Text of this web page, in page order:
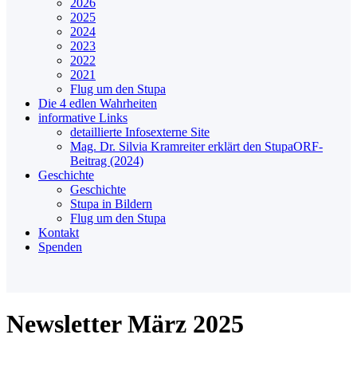
2026
2025
2024
2023
2022
2021
Flug um den Stupa
Die 4 edlen Wahrheiten
informative Links
detaillierte Infosexterne Site
Mag. Dr. Silvia Kramreiter erklärt den StupaORF-
Beitrag (2024)
Geschichte
Geschichte
Stupa in Bildern
Flug um den Stupa
Kontakt
Spenden
Newsletter März 2025